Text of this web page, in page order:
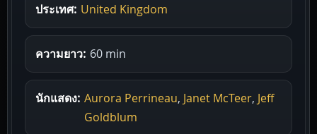
ประเทศ: United Kingdom
ความยาว: 60 min
นักแสดง: Aurora Perrineau, Janet McTeer, Jeff
Goldblum